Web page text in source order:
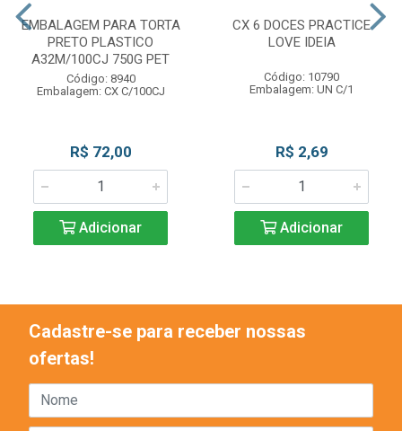
EMBALAGEM PARA TORTA
PRETO PLASTICO
A32M/100CJ 750G PET
Código: 8940
Embalagem: CX C/100CJ
R$ 72,00
Adicionar
CX 6 DOCES PRACTICE
LOVE IDEIA
Código: 10790
Embalagem: UN C/1
R$ 2,69
Adicionar
Cadastre-se para receber nossas
ofertas!